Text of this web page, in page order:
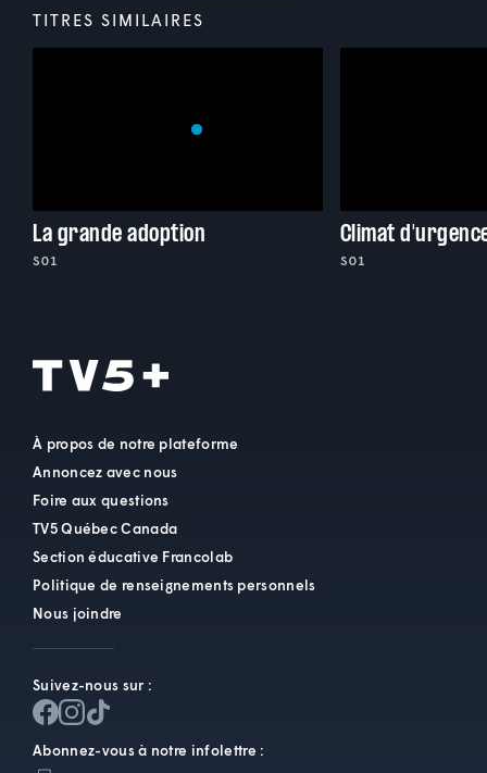
TITRES SIMILAIRES
La grande adoption
S01
Climat
S01
À propos de notre plateforme
Annoncez avec nous
Foire aux questions
TV5 Québec Canada
Section éducative Francolab
Politique de renseignements personnels
Nous joindre
Suivez-nous sur :
Abonnez-vous à notre infolettre :